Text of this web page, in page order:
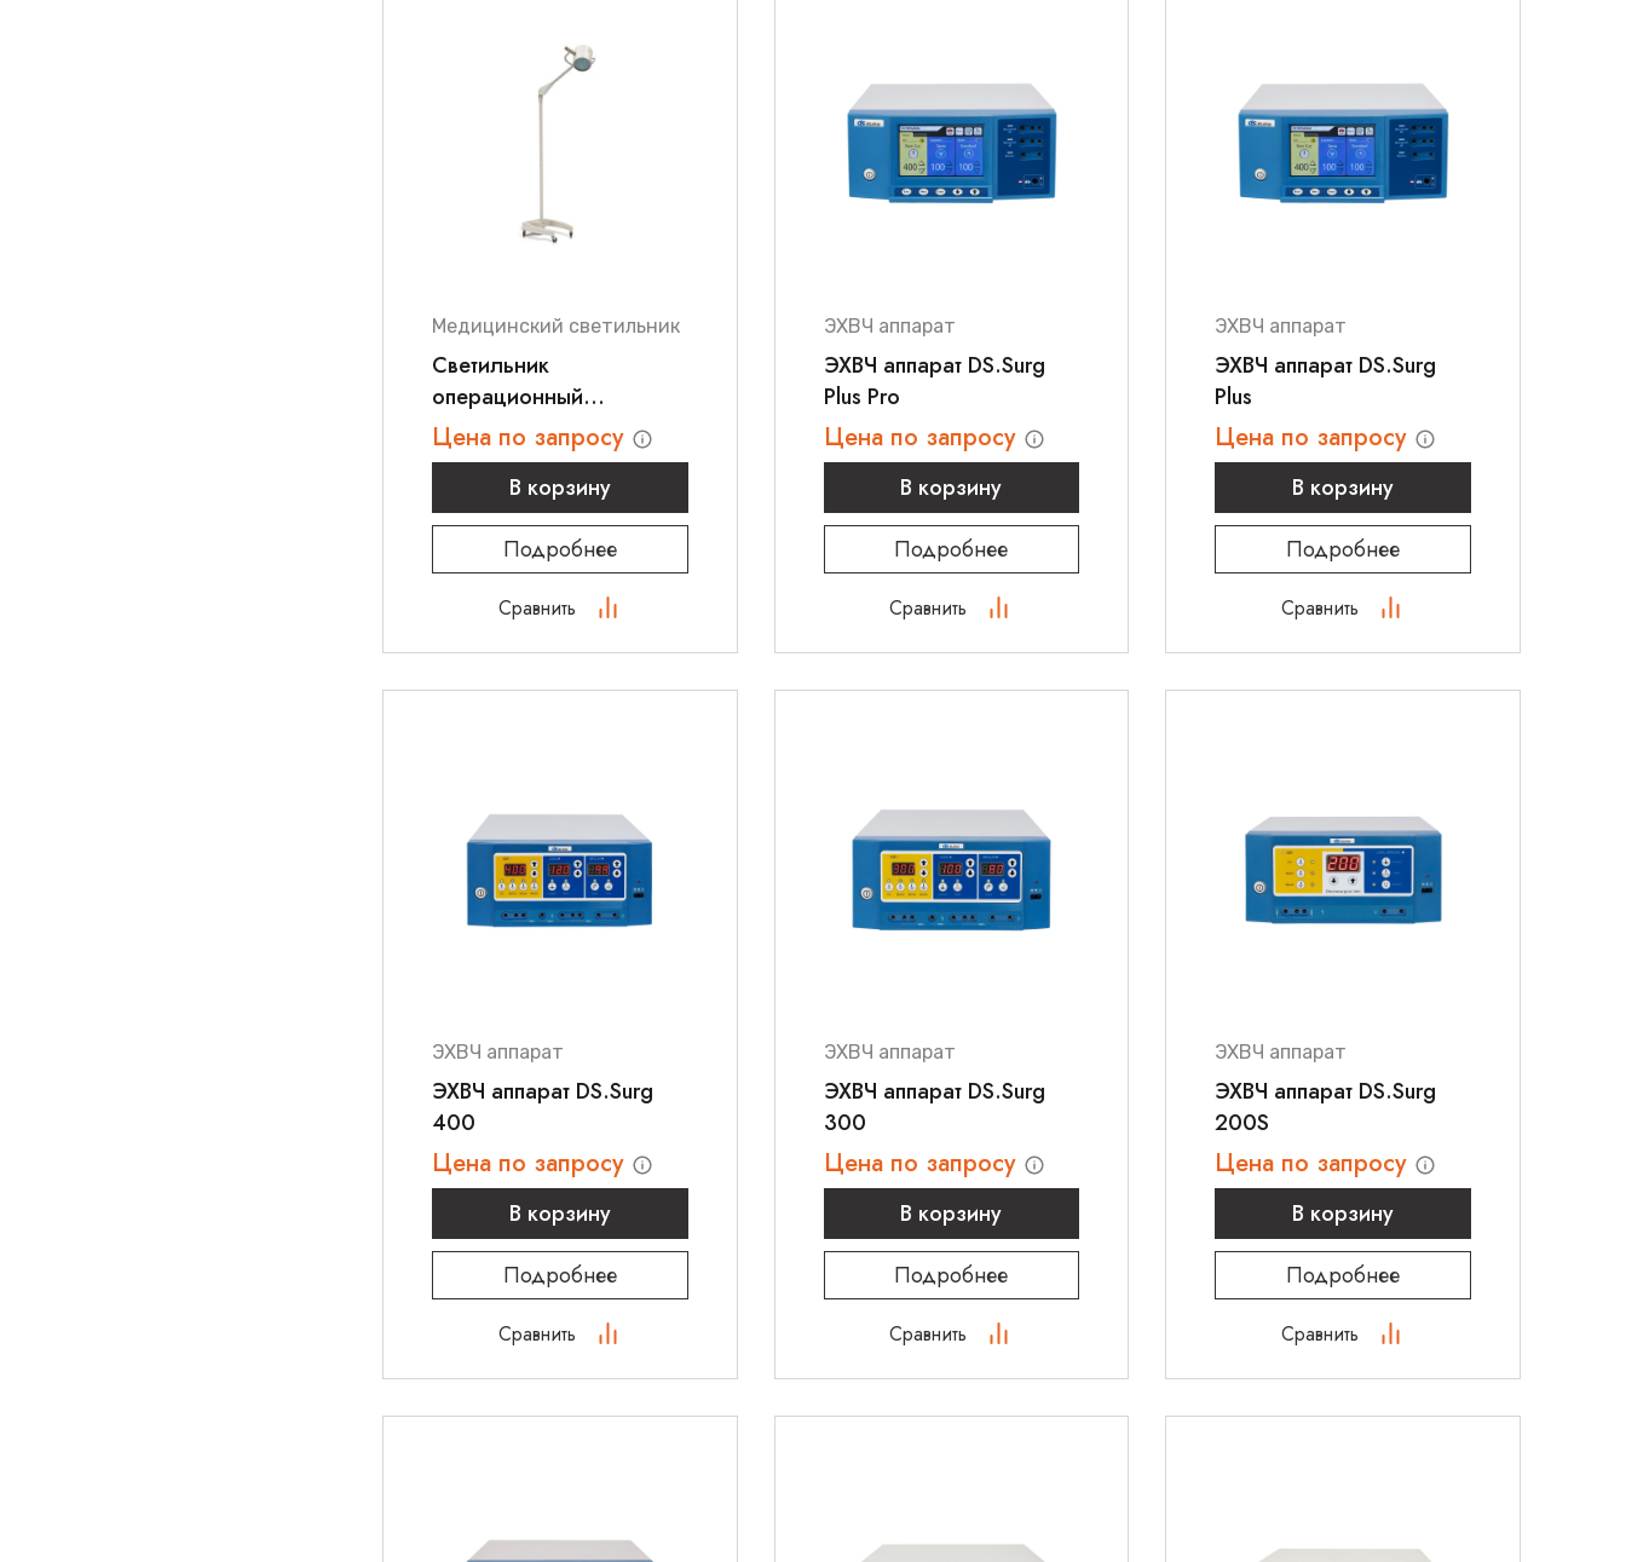
Медицинский светильник
Светильник
операционный
передвижной Армед SD
200
Цена по запросу
В корзину
Подробнее
Сравнить
ЭХВЧ аппарат
ЭХВЧ аппарат DS.Surg
Plus Pro
Цена по запросу
В корзину
Подробнее
Сравнить
ЭХВЧ аппарат
ЭХВЧ аппарат DS.Surg
Plus
Цена по запросу
В корзину
Подробнее
Сравнить
ЭХВЧ аппарат
ЭХВЧ аппарат DS.Surg
400
Цена по запросу
В корзину
Подробнее
Сравнить
ЭХВЧ аппарат
ЭХВЧ аппарат DS.Surg
300
Цена по запросу
В корзину
Подробнее
Сравнить
ЭХВЧ аппарат
ЭХВЧ аппарат DS.Surg
200S
Цена по запросу
В корзину
Подробнее
Сравнить